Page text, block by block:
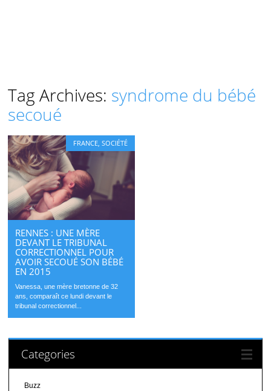
Tag Archives: syndrome du bébé
secoué
FRANCE ,SOCIÉTÉ
RENNES : UNE MÈRE
DEVANT LE TRIBUNAL
CORRECTIONNEL POUR
AVOIR SECOUÉ SON BÉBÉ
EN 2015
Vanessa, une mère bretonne de 32
ans, comparaît ce lundi devant le
tribunal correctionnel...
Categories
Buzz